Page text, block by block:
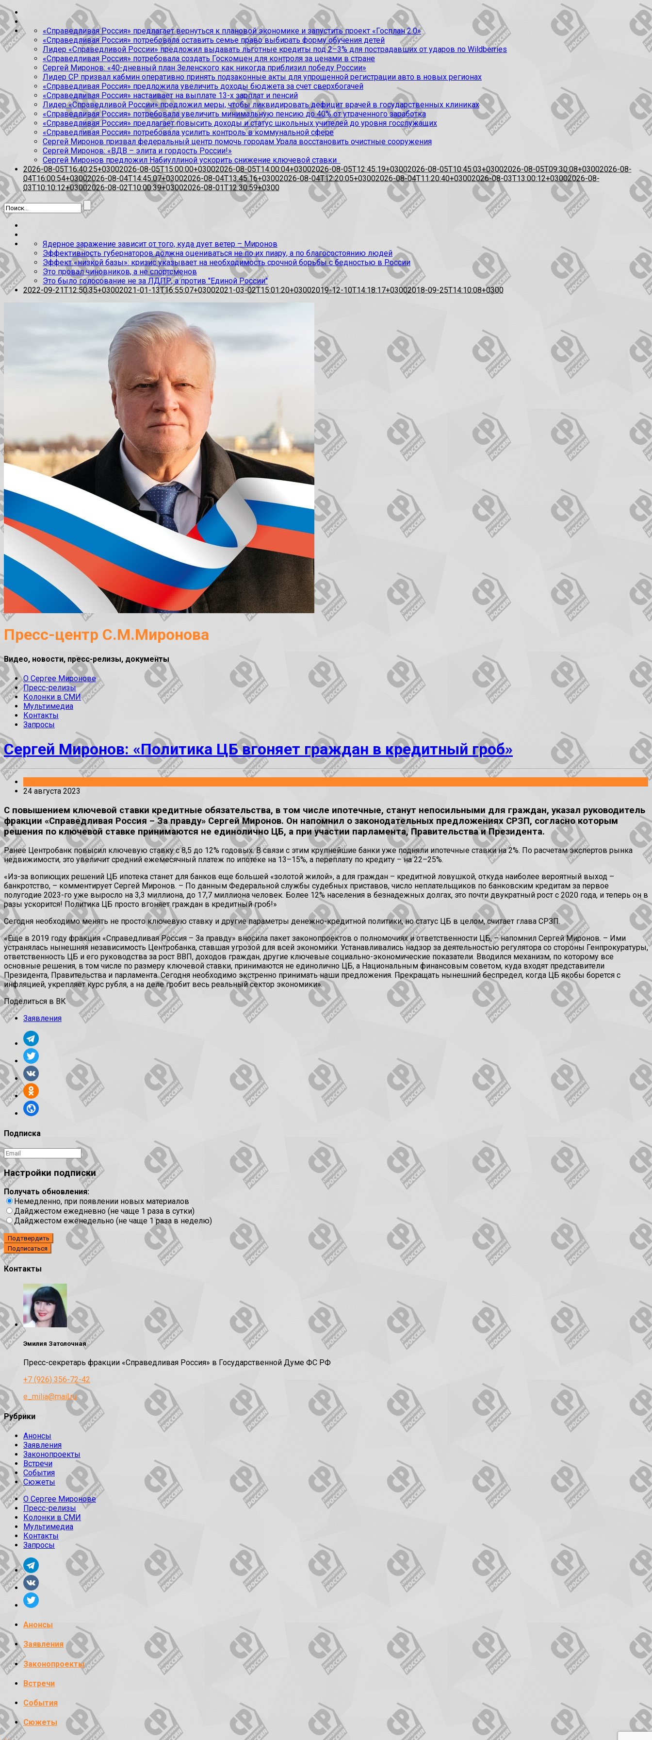
«Справедливая Россия» предлагает вернуться к плановой экономике и запустить проект «Госплан 2.0»
«Справедливая Россия» потребовала оставить семье право выбирать форму обучения детей
Лидер «Справедливой России» предложил выдавать льготные кредиты под 2–3% для пострадавших от ударов по Wildberries
«Справедливая Россия» потребовала создать Госкомцен для контроля за ценами в стране
Сергей Миронов: «40-дневный план Зеленского как никогда приблизил победу России»
Лидер СР призвал кабмин оперативно принять подзаконные акты для упрощенной регистрации авто в новых регионах
«Справедливая Россия» предложила увеличить доходы бюджета за счет сверхбогачей
«Справедливая Россия» настаивает на выплате 13-х зарплат и пенсий
Лидер «Справедливой России» предложил меры, чтобы ликвидировать дефицит врачей в государственных клиниках
«Справедливая Россия» потребовала увеличить минимальную пенсию до 40% от утраченного заработка
«Справедливая Россия» предлагает повысить доходы и статус школьных учителей до уровня госслужащих
«Справедливая Россия» потребовала усилить контроль в коммунальной сфере
Сергей Миронов призвал федеральный центр помочь городам Урала восстановить очистные сооружения
Сергей Миронов: «ВДВ – элита и гордость России!»
Сергей Миронов предложил Набиуллиной ускорить снижение ключевой ставки
2026-08-05T16:40:25+03002026-08-05T15:00:00+03002026-08-05T14:00:04+03002026-08-05T12:45:19+03002026-08-05T10:45:03+03002026-08-05T09:30:08+03002026-08-
04T16:00:54+03002026-08-04T14:45:07+03002026-08-04T13:45:16+03002026-08-04T12:20:05+03002026-08-04T11:20:40+03002026-08-03T13:00:12+03002026-08-
03T10:10:12+03002026-08-02T10:00:39+03002026-08-01T12:30:59+0300
Ядерное заражение зависит от того, куда дует ветер – Миронов
Эффективность губернаторов должна оцениваться не по их пиару, а по благосостоянию людей
Эффект «низкой базы»: кризис указывает на необходимость срочной борьбы с бедностью в России
Это провал чиновников, а не спортсменов
Это было голосование не за ЛДПР, а против "Единой России"
2022-09-21T12:50:35+03002021-01-13T16:55:07+03002021-03-02T15:01:20+03002019-12-10T14:18:17+03002018-09-25T14:10:08+0300
Пресс-центр С.М.Миронова
Видео, новости, пресс-релизы, документы
О Сергее Миронове
Пресс-релизы
Колонки в СМИ
Мультимедиа
Контакты
Запросы
Сергей Миронов: «Политика ЦБ вгоняет граждан в кредитный гроб»
24 августа 2023
С повышением ключевой ставки кредитные обязательства, в том числе ипотечные, станут непосильными для граждан, указал руководитель
фракции «Справедливая Россия – За правду» Сергей Миронов. Он напомнил о законодательных предложениях СРЗП, согласно которым
решения по ключевой ставке принимаются не единолично ЦБ, а при участии парламента, Правительства и Президента.
Ранее Центробанк повысил ключевую ставку с 8,5 до 12% годовых. В связи с этим крупнейшие банки уже подняли ипотечные ставки на 2%. По расчетам экспертов рынка
недвижимости, это увеличит средний ежемесячный платеж по ипотеке на 13–15%, а переплату по кредиту – на 22–25%.
«Из-за вопиющих решений ЦБ ипотека станет для банков еще большей «золотой жилой», а для граждан – кредитной ловушкой, откуда наиболее вероятный выход –
банкротство, – комментирует Сергей Миронов. – По данным Федеральной службы судебных приставов, число неплательщиков по банковским кредитам за первое
полугодие 2023-го уже выросло на 3,3 миллиона, до 17,7 миллиона человек. Более 12% населения в безнадежных долгах, это почти двукратный рост с 2020 года, и теперь он в
разы ускорится! Политика ЦБ просто вгоняет граждан в кредитный гроб!»
Сегодня необходимо менять не просто ключевую ставку и другие параметры денежно-кредитной политики, но статус ЦБ в целом, считает глава СРЗП.
«Еще в 2019 году фракция «Справедливая Россия – За правду» вносила пакет законопроектов о полномочиях и ответственности ЦБ, – напомнил Сергей Миронов. – Ими
устранялась нынешняя независимость Центробанка, ставшая угрозой для всей экономики. Устанавливались надзор за деятельностью регулятора со стороны Генпрокуратуры,
ответственность ЦБ и его руководства за рост ВВП, доходов граждан, другие ключевые социально-экономические показатели. Вводился механизм, по которому все
основные решения, в том числе по размеру ключевой ставки, принимаются не единолично ЦБ, а Национальным финансовым советом, куда входят представители
Президента, Правительства и парламента. Сегодня необходимо экстренно принимать наши предложения. Прекращать нынешний беспредел, когда ЦБ якобы борется с
инфляцией, укрепляет курс рубля, а на деле гробит весь реальный сектор экономики».
Поделиться в ВК
Заявления
Подписка
Настройки подписки
Получать обновления:
Немедленно, при появлении новых материалов
Дайджестом ежедневно (не чаще 1 раза в сутки)
Дайджестом еженедельно (не чаще 1 раза в неделю)
Подтвердить
Контакты
Эмилия Затолочная
Пресс-секретарь фракции «Справедливая Россия» в Государственной Думе ФС РФ
+7 (926) 356-72-42
e_milia@mail.ru
Рубрики
Анонсы
Заявления
Законопроекты
Встречи
События
Сюжеты
О Сергее Миронове
Пресс-релизы
Колонки в СМИ
Мультимедиа
Контакты
Запросы
Анонсы
Заявления
Законопроекты
Встречи
События
Сюжеты